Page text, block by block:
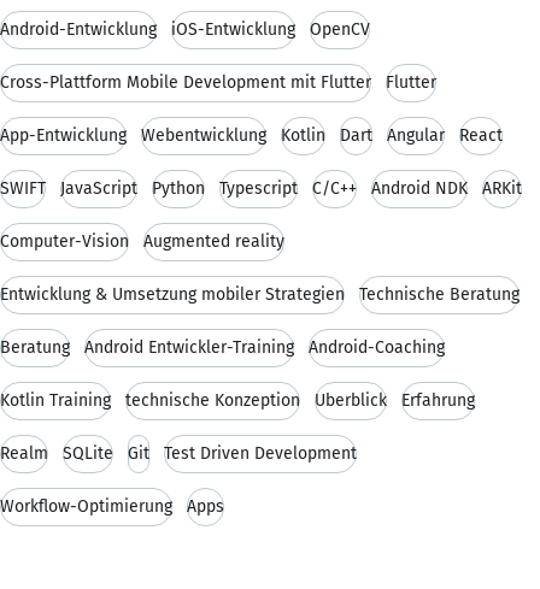
Android-Entwicklung iOS-Entwicklung OpenCV
Cross-Plattform Mobile Development mit Flutter Flutter
App-Entwicklung Webentwicklung Kotlin Dart Angular React
SWIFT JavaScript Python Typescript C/C++ Android NDK ARKit
Computer-Vision Augmented reality
Entwicklung & Umsetzung mobiler Strategien Technische Beratung
Beratung Android Entwickler-Training Android-Coaching
Kotlin Training technische Konzeption Überblick Erfahrung
Realm SQLite Git Test Driven Development
Workflow-Optimierung Apps